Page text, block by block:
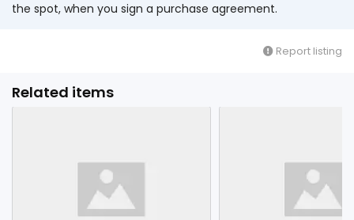
the spot, when you sign a purchase agreement.
Report listing
Related items